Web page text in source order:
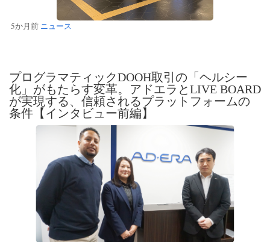
5か月前 ニュース
プログラマティックDOOH取引の「ヘルシー
化」がもたらす変革。アドエラとLIVE BOARD
が実現する、信頼されるプラットフォームの
条件【インタビュー前編】